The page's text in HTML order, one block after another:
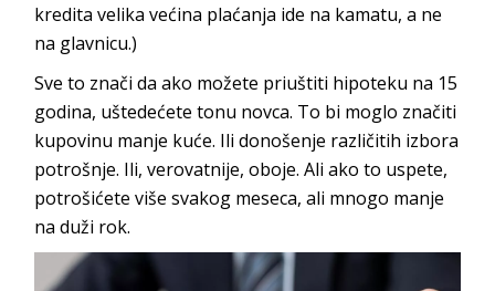
kredita velika većina plaćanja ide na kamatu, a ne
na glavnicu.)
Sve to znači da ako možete priuštiti hipoteku na 15
godina, uštedećete tonu novca. To bi moglo značiti
kupovinu manje kuće. Ili donošenje različitih izbora
potrošnje. Ili, verovatnije, oboje. Ali ako to uspete,
potrošićete više svakog meseca, ali mnogo manje
na duži rok.